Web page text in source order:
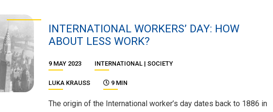
INTERNATIONAL WORKERS’ DAY: HOW
ABOUT LESS WORK?
9 MAY 2023 INTERNATIONAL SOCIETY
LUKA KRAUSS 9 MIN
The origin of the International worker’s day dates back to 1886 in